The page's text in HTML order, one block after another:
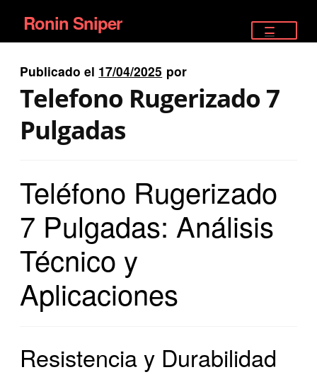
Ir
a
la
navegación
Ir
al
contenido
Ronin Sniper
EQUIPAMIENTO ÉLITE
PISTOLAS
SATELITALES
Publicado el 17/04/2025 por
Telefono Rugerizado 7
Pulgadas
Teléfono Rugerizado
7 Pulgadas: Análisis
Técnico y
Aplicaciones
Resistencia y Durabilidad